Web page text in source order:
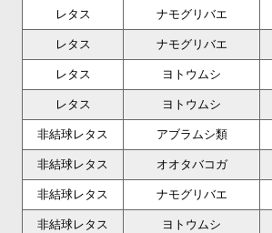
レタス ナモグリバエ
レタス ナモグリバエ
レタス ヨトウムシ
レタス ヨトウムシ
非結球レタス アブラムシ類
非結球レタス オオタバコガ
非結球レタス ナモグリバエ
非結球レタス ヨトウムシ